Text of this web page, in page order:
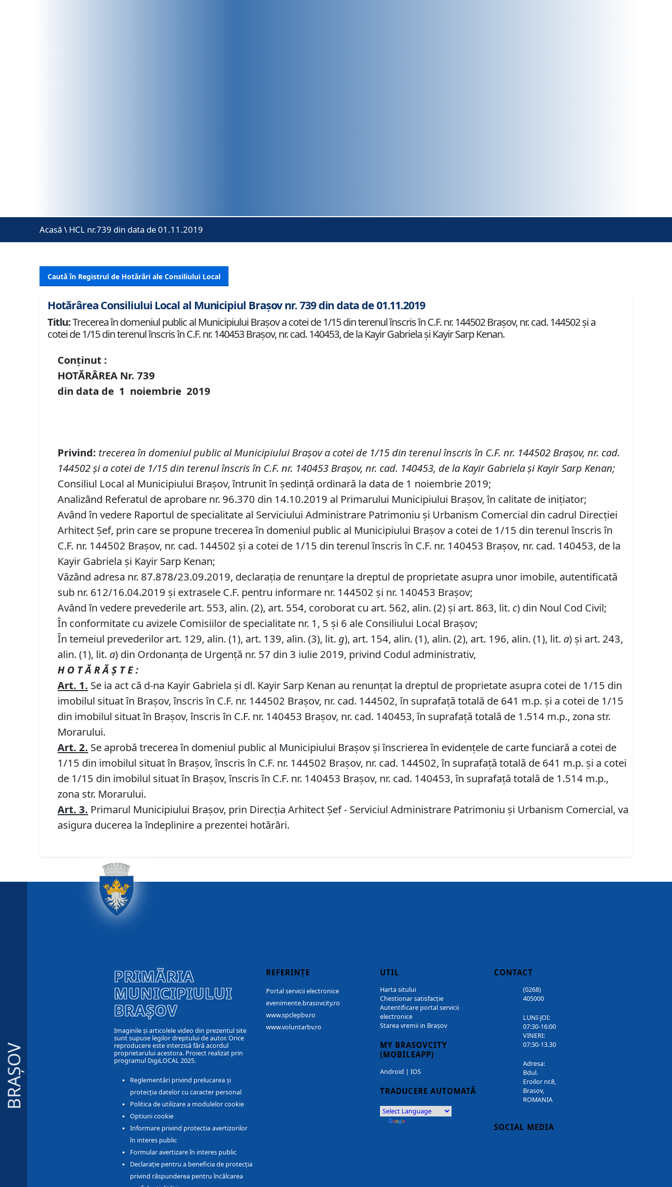
Acasă \ HCL nr.739 din data de 01.11.2019
Caută în Registrul de Hotărâri ale Consiliului Local
Hotărârea Consiliului Local al Municipiul Brașov nr. 739 din data de 01.11.2019
Titlu:Trecerea în domeniul public al Municipiului Braşov a cotei de 1/15 din terenul înscris în C.F. nr. 144502 Brașov, nr. cad. 144502 și a
cotei de 1/15 din terenul înscris în C.F. nr. 140453 Brașov, nr. cad. 140453, de la Kayir Gabriela și Kayir Sarp Kenan.
Conținut :
HOTĂRÂREA Nr.739
din data de 1 noiembrie2019
Privind: trecerea în domeniul public al Municipiului Braşov a cotei de 1/15 din terenulînscris în C.F. nr. 144502 Brașov,nr. cad.
144502 și a cotei de 1/15 din terenul înscris în C.F. nr. 140453 Brașov, nr. cad. 140453, de la Kayir Gabriela și Kayir Sarp Kenan;
Consiliul Local al Municipiului Brașov, întrunit în ședință ordinară la data de 1 noiembrie 2019;
Analizând Referatul de aprobare nr. 96.370 din 14.10.2019 al Primarului Municipiului Brașov, în calitate de inițiator;
Având în vedere Raportul de specialitate al Serviciului Administrare Patrimoniu şi Urbanism Comercial din cadrul Direcției
Arhitect Șef, prin care se propune trecerea în domeniul public al Municipiului Braşov a cotei de 1/15 din terenul înscris în
C.F. nr. 144502 Brașov, nr. cad. 144502 și a cotei de 1/15 din terenul înscris în C.F. nr. 140453 Brașov, nr. cad. 140453, de la
Kayir Gabriela și Kayir Sarp Kenan;
Văzând adresa nr. 87.878/23.09.2019, declaraţia de renunţare la dreptul de proprietate asupra unor imobile, autentificată
sub nr. 612/16.04.2019 și extrasele C.F. pentru informare nr. 144502 și nr. 140453 Brașov;
Având în vedere prevederile art. 553, alin. (2), art. 554, coroborat cu art. 562, alin. (2) și art. 863, lit. c) din Noul Cod Civil;
În conformitate cu avizele Comisiilor de specialitate nr. 1, 5 și 6 ale Consiliului Local Brașov;
În temeiul prevederilor art. 129, alin. (1), art. 139, alin. (3), lit. g), art. 154, alin. (1), alin. (2), art. 196, alin. (1), lit. a) și art. 243,
alin. (1), lit. a) din Ordonanța de Urgență nr. 57 din 3 iulie 2019, privind Codul administrativ,
H O T Ă R Ă Ş T E :
Art. 1. Se ia act că d-na Kayir Gabriela și dl. Kayir Sarp Kenan au renunțat la dreptul de proprietate asupra cotei de 1/15 din
imobilul situat în Braşov, înscris în C.F. nr. 144502 Brașov, nr. cad. 144502, în suprafață totală de 641 m.p. și a cotei de 1/15
din imobilul situat în Brașov, înscris în C.F. nr. 140453 Brașov, nr. cad. 140453, în suprafață totală de 1.514 m.p., zona str.
Morarului.
Art. 2. Se aprobă trecerea în domeniul public al Municipiului Braşov şi înscrierea în evidenţele de carte funciară a cotei de
1/15 din imobilul situat în Braşov, înscris în C.F. nr. 144502 Brașov, nr. cad. 144502, în suprafață totală de 641 m.p. și a cotei
de 1/15 din imobilul situat în Brașov, înscris în C.F. nr. 140453 Brașov, nr. cad. 140453, în suprafață totală de 1.514 m.p.,
zona str. Morarului.
Art. 3. Primarul Municipiului Braşov, prin Direcţia Arhitect Şef - Serviciul Administrare Patrimoniu şi Urbanism Comercial, va
asigura ducerea la îndeplinire a prezentei hotărâri.
BRAȘOV
PRIMĂRIA
MUNICIPIULUI
BRAȘOV
Imaginile și articolele video din prezentul site
sunt supuse legilor dreptului de autor. Orice
reproducere este interzisă fără acordul
proprietarului acestora. Proiect realizat prin
programul DigiLOCAL 2025.
Reglementări privind prelucarea și
protecția datelor cu caracter personal
Politica de utilizare a modulelor cookie
Optiuni cookie
Informare privind protectia avertizorilor
în interes public
Formular avertizare în interes public
Declarație pentru a beneficia de protecția
privind răspunderea pentru încălcarea
REFERINȚE
Portal servicii electronice
evenimente.brasovcity.ro
www.spclepbv.ro
www.voluntarbv.ro
UTIL
Harta sitului
Chestionar satisfacție
Autentificare portal servicii
electronice
Starea vremii in Brașov
MY BRASOVCITY
(MOBILEAPP)
Android | IOS
TRADUCERE AUTOMATĂ
CONTACT
(0268)
405000
LUNI-JOI:
07:30-16:00
VINERI:
07:30-13.30
Adresa:
Bdul.
Eroilor nr.8,
Brasov,
ROMANIA
SOCIAL MEDIA